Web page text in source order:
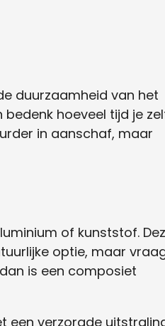
duurzaamheid van het
hoeveel tijd je
in aanschaf, maar
of kunststof.
optie, maar
is een composiet
een verzorgde